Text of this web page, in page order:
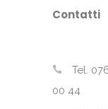
Contatti
Tel.
00 44